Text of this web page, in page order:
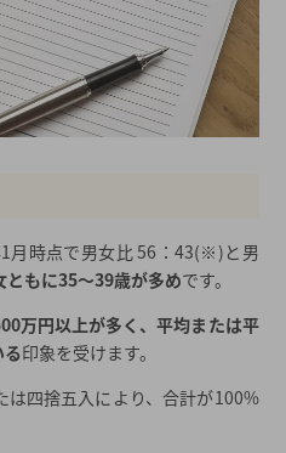
月時点で男女比 56：43(※)と男
ともに35～39歳が多めです。
万円以上が多く、平均または平
印象を受けます。
四捨五入により、合計が100%